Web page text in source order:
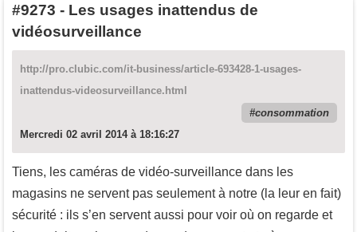
#9273 - Les usages inattendus de
vidéosurveillance
http://pro.clubic.com/it-business/article-693428-1-usages-
inattendus-videosurveillance.html
consommation
Mercredi 02 avril 2014 à 18:16:27
Tiens, les caméras de vidéo-surveillance dans les
magasins ne servent pas seulement à notre (la leur en fait)
sécurité : ils s’en servent aussi pour voir où on regarde et